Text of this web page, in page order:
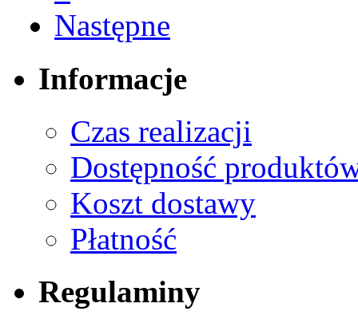
Następne
Informacje
Czas realizacji
Dostępność
Koszt dostawy
Płatność
Regulaminy